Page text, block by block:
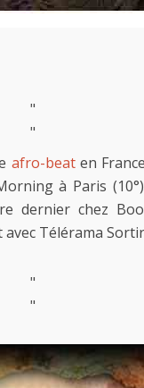
"
"
afro-beaten
à Paris
dernier chez
Télérama
"
"